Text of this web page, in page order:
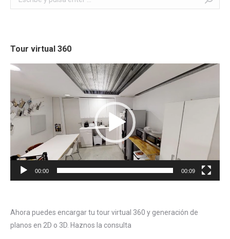
Tour virtual 360
Reproductor
00:00 00:09
Ahora puedes encargar tu tour virtual 360 y generación de
planos en 2D o 3D. Haznos la consulta